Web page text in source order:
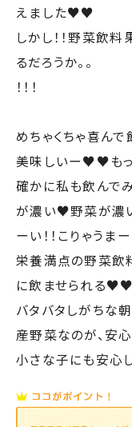
確かに私も飲んで
が濃い♥️野菜が濃
ーい！！こりゃうま
バタバタしがちな
産野菜なのが、安心
小さな子にも安心